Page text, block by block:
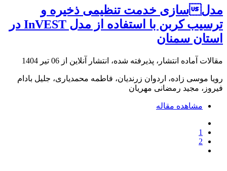
مدلسازی خدمت تنظیمی ذخیره و
ترسیب کربن با استفاده از مدل InVEST در
استان سمنان
مقالات آماده انتشار، پذیرفته شده، انتشار آنلاین از 06 تیر 1404
رویا موسی زاده، اردوان زرندیان، فاطمه محمدیاری، جلیل بادام
فیروز، مجید رمضانی مهریان
مشاهده مقاله
1
2